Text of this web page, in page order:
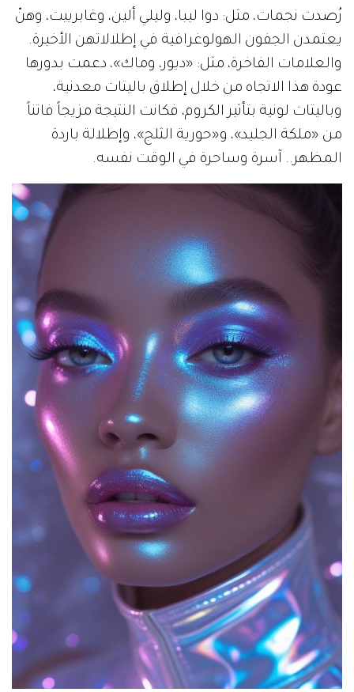
رُصدت نجمات، مثل: دوا ليبا، وليلي ألين، وغابرييت، وهنّ
يعتمدن الجفون الهولوغرافية في إطلالاتهن الأخيرة.
والعلامات الفاخرة، مثل: «ديور، وماك»، دعمت بدورها
عودة هذا الاتجاه من خلال إطلاق باليتات معدنية،
وباليتات لونية بتأثير الكروم، فكانت النتيجة مزيجاً فاتناً
من «ملكة الجليد»، و«حورية الثلج»، وإطلالة باردة
المظهر.. آسرة وساحرة في الوقت نفسه.